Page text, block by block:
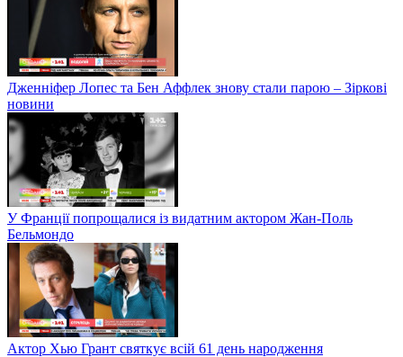
Дженніфер Лопес та Бен Аффлек знову стали парою – Зіркові
новини
У Франції попрощалися із видатним актором Жан-Поль
Бельмондо
Актор Хью Грант святкує всій 61 день народження